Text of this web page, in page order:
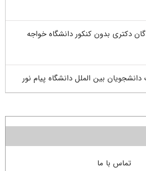
دکتری بدون کنکور دانشگاه خواجه
بین الملل دانشگاه پیام نور
تماس با ما